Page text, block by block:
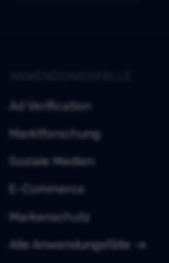
Ad Verification
Marktforschung
Soziale Medien
E-Commerce
Markenschutz
Alle Anwendungsfälle